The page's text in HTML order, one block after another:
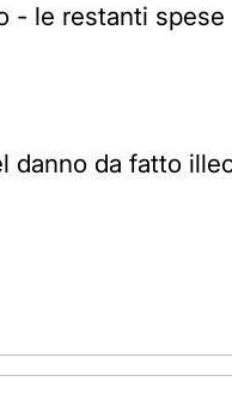
- le restanti spese
danno da fatto